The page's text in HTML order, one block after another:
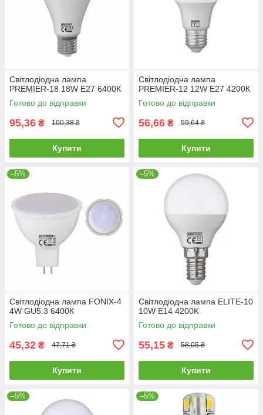
Cвітлодіодна лампа
PREMIER-18 18W E27 6400К
Готово до відправки
95,36 ₴ 100,38 ₴
Купити
Cвітлодіодна лампа
PREMIER-12 12W E27 4200К
Готово до відправки
56,66 ₴ 59,64 ₴
Купити
–5%
Світлодіодна лампа FONIX-4
4W GU5.3 6400К
Готово до відправки
45,32 ₴ 47,71 ₴
Купити
–5%
Світлодіодна лампа ELITE-10
10W Е14 4200K
Готово до відправки
55,15 ₴ 58,05 ₴
Купити
–5% –5%